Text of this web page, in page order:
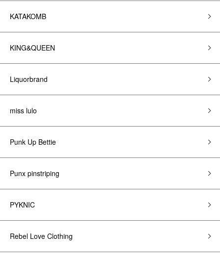
KATAKOMB
KING&QUEEN
Liquorbrand
miss lulo
Punk Up Bettie
Punx pinstriping
PYKNIC
Rebel Love Clothing